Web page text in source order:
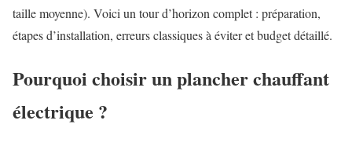
taille moyenne). Voici un tour d’horizon complet : préparation,
étapes d’installation, erreurs classiques à éviter et budget détaillé.
Pourquoi choisir un plancher chauffant
électrique ?